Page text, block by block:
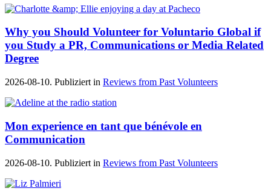
Why you Should Volunteer for Voluntario Global if
you Study a PR, Communications or Media Related
Degree
2026-08-10. Publiziert in Reviews from Past Volunteers
Mon experience en tant que bénévole en
Communication
2026-08-10. Publiziert in Reviews from Past Volunteers